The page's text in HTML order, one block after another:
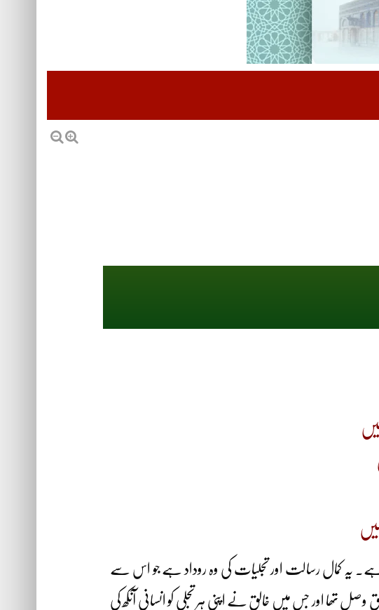
ہے۔ یہ کمال رسالت اور تجلیات کی وہ روداد ہے جو اس سے
تھا اور جس میں خالق نے اپنی ہر تجلی کو انسانی آنکھ کی